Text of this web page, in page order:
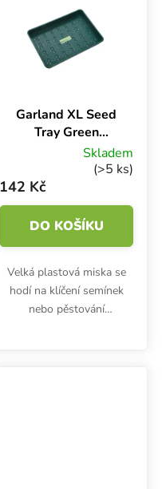
Garland XL Seed
Tray Green
58x40.5x7 cm,
plastová miska s
drenáží
Skladem
(>5 ks)
142 Kč
DO KOŠÍKU
Velká plastová miska se
hodí na klíčení semínek
nebo pěstování